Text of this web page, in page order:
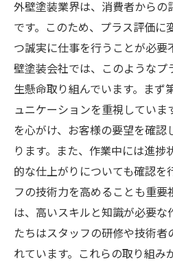
外壁塗装業界は、消費者からの
です。このため、プラス評価に
つ誠実に仕事を行うことが必要
壁塗装会社では、このような
生懸命取り組んでいます。まず
ュニケーションを重視していま
を心がけ、お客様の要望を確
ります。また、作業中には進
的な仕上がりについても確認を
フの技術力を高めることも重要
は、高いスキルと知識が必要な
たちはスタッフの研修や技術
れています。これらの取り組み